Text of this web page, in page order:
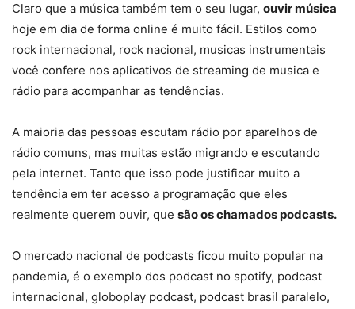
Claro que a música também tem o seu lugar, ouvir música
hoje em dia de forma online é muito fácil. Estilos como
rock internacional, rock nacional, musicas instrumentais
você confere nos aplicativos de streaming de musica e
rádio para acompanhar as tendências.
A maioria das pessoas escutam rádio por aparelhos de
rádio comuns, mas muitas estão migrando e escutando
pela internet. Tanto que isso pode justificar muito a
tendência em ter acesso a programação que eles
realmente querem ouvir, que são os chamados podcasts.
O mercado nacional de podcasts ficou muito popular na
pandemia, é o exemplo dos podcast no spotify, podcast
internacional, globoplay podcast, podcast brasil paralelo,